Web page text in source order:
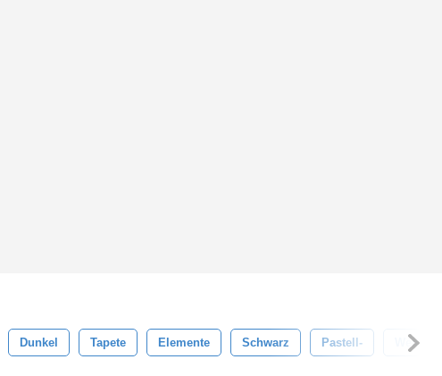
Dunkel Tapete Elemente Schwarz Pastell- Weiß